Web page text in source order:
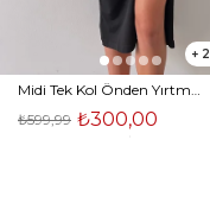
2
Midi Tek Kol Önden Yırtmaçlı Akira Kadın Siyah Elbise 22K000228
₺300,00
₺599,99